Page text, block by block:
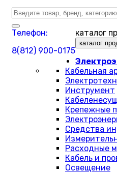
Телефон:
8(812) 900-0175
каталог
каталог
Кабельная
Инструмент
Крепежные
Средства
Расходные
Кабель и
Освещение